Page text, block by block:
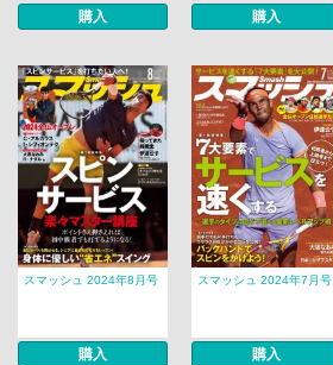
購入 購入
スマッシュ 2024年8月号
購入
スマッシュ 2024年7月号
購入